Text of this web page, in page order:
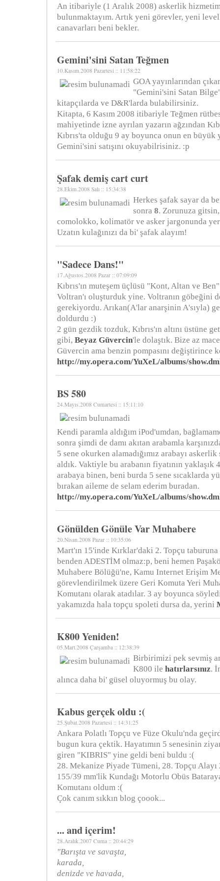
An itibariyle (1 Aralık 2008) askerlik
bulunmaktayım. Artık yeni görevler, yeni
canavarları beni bekler.
Gemini'sini Satan Teğmen
10.Kasım.2008 Pazartesi :: 11:58:22
GOA yayınlarından
"Gemini'sini Satan
kitapçılarda ve D&R'larda bulabilirsiniz.
Kitapta, 6 Kasım 2008 itibariyle Teğmen
mahiyetinde izne ayrılan yazarın ağzından
Kıbrıs'ta olduğu 9 ay boyunca onun en büyük
Gemini'sini satışını okuyabilrisiniz. :p
Şafak demiş cart curt
28.Ekim.2008 Salı :: 15:34:38
Herkes şafak sayar da
sonra 8. Zorunuza
comolokko, kolimatör ve asker jargonunda
Uzatın kulağınızı da bi' şafak alayım!
"Sadece Dans!"
17.Ağustos.2008 Pazar :: 07:09:09
Kıbrıs'ın muteşem üçlüsü "Kont, Altan ve
Voltran'ı oluşturduk yine. Voltranın göbeğini
gerekiyordu. Arıkan(A'lar anarşinin A'sıyla)
doldurdu :)
2 gün gezdik tozduk, Kıbrıs'ın altını üstüne
gibi, Beyaz Güvercin'le dolaştık. Bize az
Güvercin ama benzin pompasını değiştirince
http://my.opera.com/YuXeL/albums/
BS 580
24.Mayıs.2008 Cumartesi :: 15:11:10
Kendi paramla aldığım iPod'umdan,
sonra şimdi de damı akıtan arabamla
5 sene okurken alamadığımız arabayı
aldık. Vaktiyle bu arabanın fiyatının yaklaşık
arabaya binen, beni burda 5 sene sıcaklarda
bırakan aileme de selam ederim buradan.
http://my.opera.com/YuXeL/albums/
Gönülden Gönüle Var Muhabere
20.Nisan.2008 Pazar :: 10:35:06
Mart'ın 15'inde Kırklar'daki 2. Topçu taburuna
benden ADESTİM olmaz:p, beni hemen
Muhabere Bölüğü'ne, Kamu Internet Erişim
görevlendirilmek üzere Geri Komuta Yeri
Komutanı olarak atadılar. 3 ay boyunca
yakamızda hala topçu spoleti dursa da, yerini
K800 Yeniden!
05.Mart.2008 Çarşamba :: 12:38:39
Birbirimizi pek sevmiş
K800 ile hatırlarsınız.
alınca daha bi' güsel oluyormuş bu olay.
Kabus gerçek oldu :(
25.Şubat.2008 Pazartesi :: 14:31:25
Ankara Polatlı Topçu ve Füze Okulu'nda
bugun kura çektik. Hayatımın 5 senesinin
giren "KIBRIS" yine geldi beni buldu :(
28. Mekanize Piyade Tümeni, 28. Topçu Alayı
155/39 mm'lik Kundağı Motorlu Obüs
Komutanı oldum :(
Çok canım sıkkın blog çoook...
... and içerim!
28.Aralık.2007 Cuma :: 20:44:29
"Barışta ve savaşta,
karada,
denizde ve havada,